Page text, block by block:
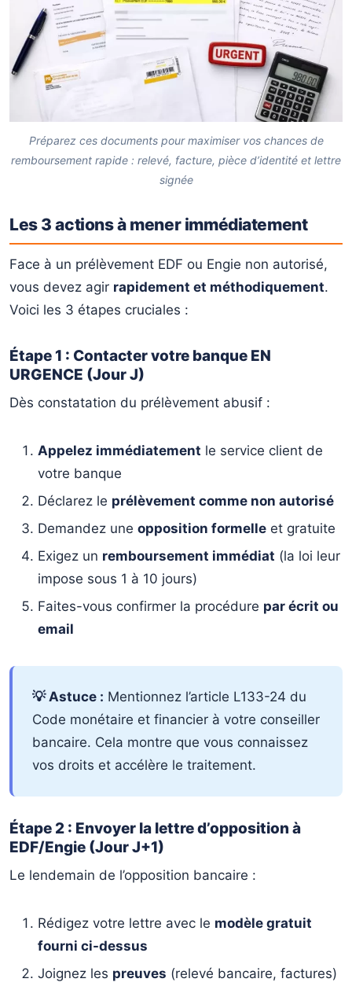
Préparez ces documents pour maximiser vos chances de
remboursement rapide : relevé, facture, pièce d’identité et lettre
signée
Les 3 actions à mener immédiatement
Face à un prélèvement EDF ou Engie non autorisé,
vous devez agir rapidement et méthodiquement.
Voici les 3 étapes cruciales :
Étape 1 : Contacter votre banque EN
URGENCE (Jour J)
Dès constatation du prélèvement abusif :
Appelez immédiatement le service client de
votre banque
Déclarez le prélèvement comme non autorisé
Demandez une opposition formelle et gratuite
Exigez un remboursement immédiat (la loi leur
impose sous 1 à 10 jours)
Faites-vous confirmer la procédure par écrit ou
email
💡 Astuce : Mentionnez l’article L133-24 du
Code monétaire et financier à votre conseiller
bancaire. Cela montre que vous connaissez
vos droits et accélère le traitement.
Étape 2 : Envoyer la lettre d’opposition à
EDF/Engie (Jour J+1)
Le lendemain de l’opposition bancaire :
Rédigez votre lettre avec le modèle gratuit
fourni ci-dessus
Joignez les preuves (relevé bancaire, factures)